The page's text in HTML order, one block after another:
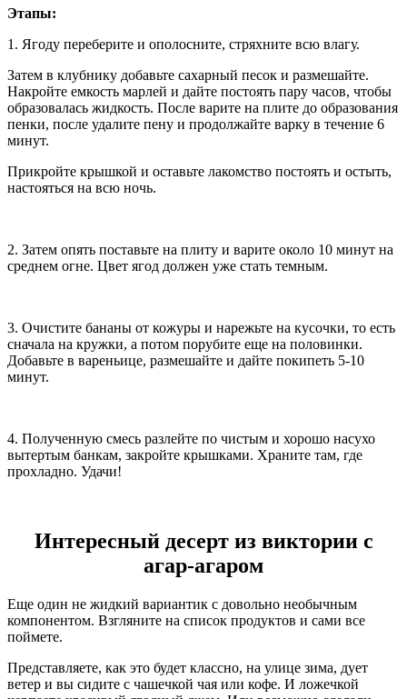
Этапы:
1. Ягоду переберите и ополосните, стряхните всю влагу.
Затем в клубнику добавьте сахарный песок и размешайте.
Накройте емкость марлей и дайте постоять пару часов, чтобы
образовалась жидкость. После варите на плите до образования
пенки, после удалите пену и продолжайте варку в течение 6
минут.
Прикройте крышкой и оставьте лакомство постоять и остыть,
настояться на всю ночь.
2. Затем опять поставьте на плиту и варите около 10 минут на
среднем огне. Цвет ягод должен уже стать темным.
3. Очистите бананы от кожуры и нарежьте на кусочки, то есть
сначала на кружки, а потом порубите еще на половинки.
Добавьте в вареньице, размешайте и дайте покипеть 5-10
минут.
4. Полученную смесь разлейте по чистым и хорошо насухо
вытертым банкам, закройте крышками. Храните там, где
прохладно. Удачи!
Интересный десерт из виктории с
агар-агаром
Еще один не жидкий вариантик с довольно необычным
компонентом. Взгляните на список продуктов и сами все
поймете.
Представляете, как это будет классно, на улице зима, дует
ветер и вы сидите с чашечкой чая или кофе. И ложечкой